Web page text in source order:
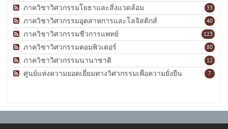
33
ภาควิชาวิศวกรรมโยธาและสิ่งแวดล้อม
40
ภาควิชาวิศวกรรมอุตสาหการและโลจิสติกส์
123
ภาควิชาวิศวกรรมชีวการแพทย์
80
ภาควิชาวิศวกรรมคอมพิวเตอร์
12
ภาควิชาวิศวกรรมนานาชาติ
7
ศูนย์แห่งความยอดเยี่ยมทางวิศวกรรมเพื่อความยั่งยืน